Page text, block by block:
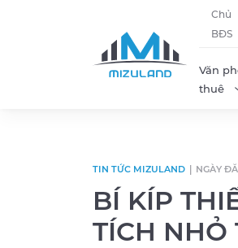
Chủ
BĐS
Văn
thuê
TIN TỨC MIZULAND | NGÀY
BÍ KÍP
TÍCH NHỎ